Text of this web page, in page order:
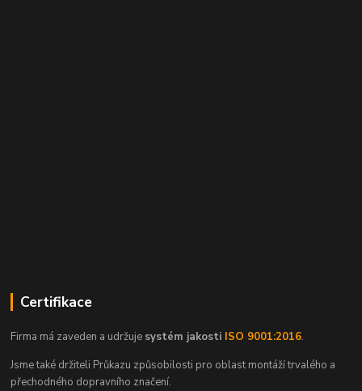
Certifikace
Firma má zaveden a udržuje systém jakosti ISO 9001:2016.
Jsme také držiteli Průkazu způsobilosti pro oblast montáží trvalého a
přechodného dopravního značení.